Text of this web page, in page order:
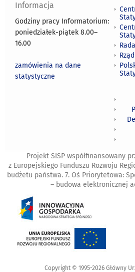
Informacja
Godziny pracy Informatorium:
poniedziałek-piątek 8.00–
16.00
zamówienia na dane
statystyczne
Projekt SISP współfinansowany
z Europejskiego Funduszu Rozwoju
budżetu państwa. 7. Oś Priorytetowa:
– budowa elektronicznej
Copyright © 1995-2026 Główny